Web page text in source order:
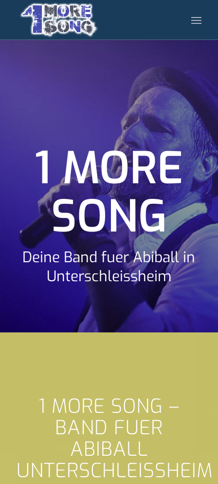
1 MORE
SONG
Deine Band fuer Abiball in
Unterschleissheim
1 MORE SONG –
BAND FUER
ABIBALL
UNTERSCHLEISSHEIM